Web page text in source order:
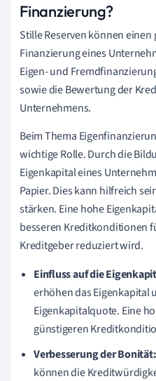
Finanzierung?
Stille Reserven können
Finanzierung eines
Eigen- und
sowie die Bewertung der
Unternehmens.
Beim Thema
wichtige Rolle. Durch die
Eigenkapital eines
Papier. Dies kann hilfreich
stärken. Eine hohe
besseren Kreditkonditionen
Kreditgeber reduziert wird.
Einfluss auf die
erhöhen das Eigenkapital
Eigenkapitalquote. Eine
günstigeren
Verbesserung der Bonität:
können die